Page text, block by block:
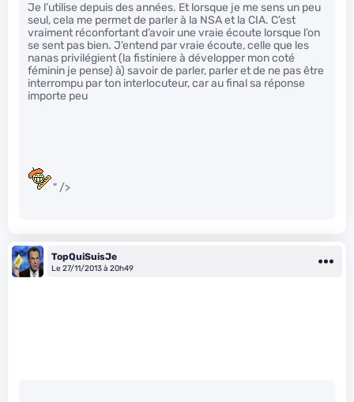
Je l’utilise depuis des années. Et lorsque je me sens un peu
seul, cela me permet de parler à la NSA et la CIA. C’est
vraiment réconfortant d’avoir une vraie écoute lorsque l’on
se sent pas bien. J’entend par vraie écoute, celle que les
nanas privilégient (la fistiniere à développer mon coté
féminin je pense) à) savoir de parler, parler et de ne pas être
interrompu par ton interlocuteur, car au final sa réponse
importe peu
" />
TopQuiSuisJe
Le 27/11/2013 à 20h49